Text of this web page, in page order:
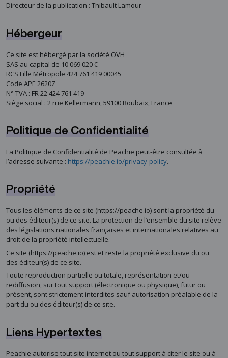
Directeur de la publication : Thibault Lamour
Hébergeur
Ce site est hébergé par la société OVH
SAS au capital de 10 069 020 €
RCS Lille Métropole 424 761 419 00045
Code APE 2620Z
N° TVA : FR 22 424 761 419
Siège social : 2 rue Kellermann, 59100 Roubaix, France
Politique de Confidentialité
La Politique de Confidentialité de Peachie peut-être consultée à
l’adresse suivante : https://peachie.io/privacy-policy.
Propriété
Tous les éléments de ce site (https://peache.io) sont la propriété du
ou des éditeur(s) de ce site. La protection de l’ensemble du site relève
des législations nationales françaises et internationales relatives au
droit de la propriété intellectuelle.
Ce site (https://peache.io) est et reste la propriété exclusive du ou
des éditeur(s) de ce site.
Toute reproduction partielle ou totale, représentation et/ou
rediffusion, sur tout support (électronique ou physique), futur ou
présent, sont strictement interdites sauf autorisation préalable de la
part du ou des éditeur(s) de ce site.
Liens Hypertextes
Peachie autorise tout site internet ou tout support à citer le site ou à